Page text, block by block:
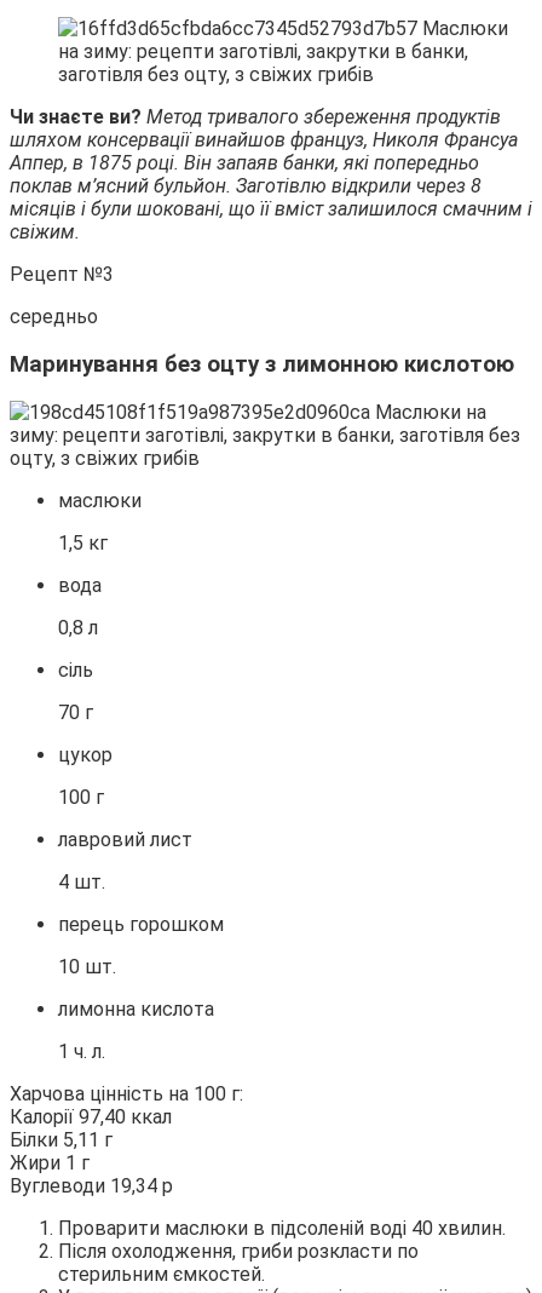
Чи знаєте ви? Метод тривалого збереження продуктів
шляхом консервації винайшов француз, Николя Франсуа
Аппер, в 1875 році. Він запаяв банки, які попередньо
поклав м’ясний бульйон. Заготівлю відкрили через 8
місяців і були шоковані, що її вміст залишилося смачним і
свіжим.
Рецепт №3
середньо
Маринування без оцту з лимонною кислотою
маслюки
1,5 кг
вода
0,8 л
сіль
70 г
цукор
100 г
лавровий лист
4 шт.
перець горошком
10 шт.
лимонна кислота
1 ч. л.
Харчова цінність на 100 г:
Калорії 97,40 ккал
Білки 5,11 г
Жири 1 г
Вуглеводи 19,34 р
Проварити маслюки в підсоленій воді 40 хвилин.
Після охолодження, гриби розкласти по
стерильним ємкостей.